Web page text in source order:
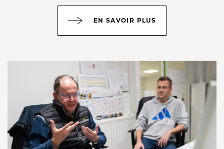
EN SAVOIR PLUS